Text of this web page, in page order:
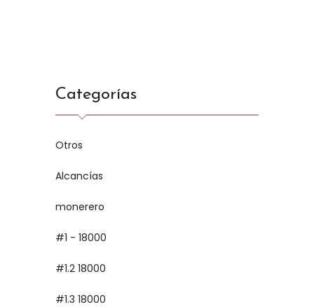
Categorías
Otros
Alcancías
monerero
#1 - 18000
#1.2 18000
#1.3 18000